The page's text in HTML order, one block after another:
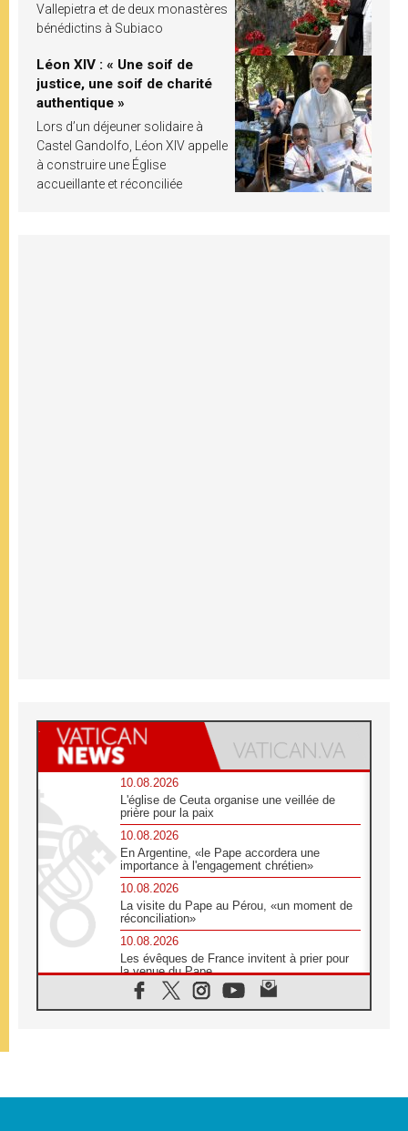
Vallepietra et de deux monastères
bénédictins à Subiaco
Léon XIV : « Une soif de
justice, une soif de charité
authentique »
Lors d’un déjeuner solidaire à
Castel Gandolfo, Léon XIV appelle
à construire une Église
accueillante et réconciliée
10.08.2026
L'église de Ceuta organise une veillée de
prière pour la paix
10.08.2026
En Argentine, «le Pape accordera une
importance à l'engagement chrétien»
10.08.2026
La visite du Pape au Pérou, «un moment de
réconciliation»
10.08.2026
Les évêques de France invitent à prier pour
la venue du Pape
10.08.2026
Création d'un réseau des médias catholiques
09.08.2026